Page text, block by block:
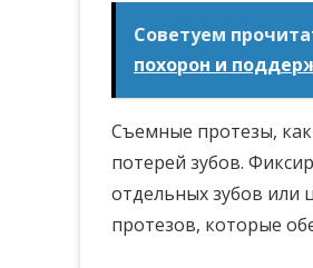
Советуем
похорон и
Съемные протезы,
потерей зубов.
отдельных зубов или
протезов, которые